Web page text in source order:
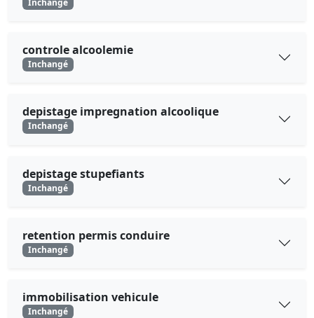
Inchangé
controle alcoolemie
Inchangé
depistage impregnation alcoolique
Inchangé
depistage stupefiants
Inchangé
retention permis conduire
Inchangé
immobilisation vehicule
Inchangé